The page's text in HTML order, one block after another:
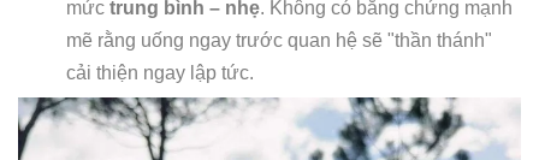
mức trung bình – nhẹ. Không có bằng chứng mạnh
mẽ rằng uống ngay trước quan hệ sẽ "thần thánh"
cải thiện ngay lập tức.